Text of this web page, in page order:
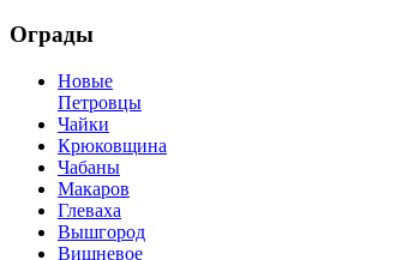
Ограды
Новые
Петровцы
Чайки
Крюковщина
Чабаны
Макаров
Глеваха
Вышгород
Вишневое